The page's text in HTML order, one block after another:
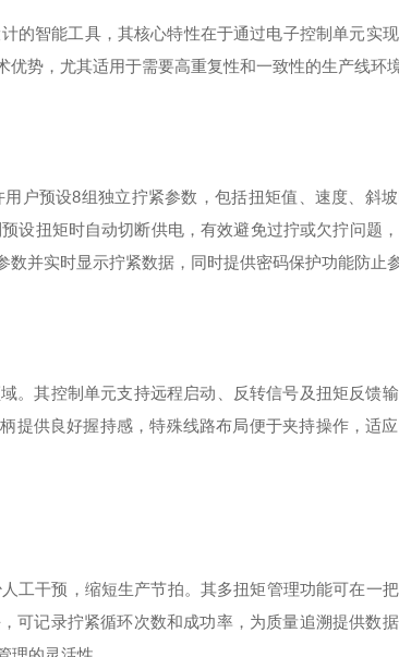
的智能工具，其核心特性在于通过电子控制单元实
势，尤其适用于需要高重复性和一致性的生产线环境
户预设8组独立拧紧参数，包括扭矩值、速度、斜
设扭矩时自动切断供电，有效避免过拧或欠拧问题
并实时显示拧紧数据，同时提供密码保护功能防止参
。其控制单元支持远程启动、反转信号及扭矩反馈
提供良好握持感，特殊线路布局便于夹持操作，适
工干预，缩短生产节拍。其多扭矩管理功能可在一
可记录拧紧循环次数和成功率，为质量追溯提供数